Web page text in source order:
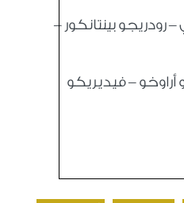
بينتانكور –
– فيديريكو